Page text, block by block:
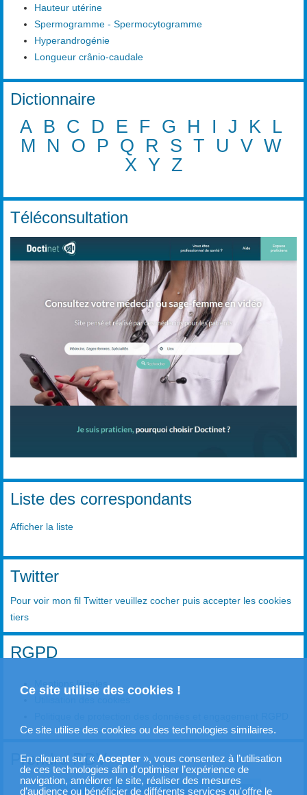
Ce site utilise des cookies !
Ce site utilise des cookies ou des technologies similaires.
En cliquant sur « Accepter», vous consentez à l’utilisation
de ces technologies afin d'optimiser l’expérience de
navigation, améliorer le site, réaliser des mesures
d’audience ou bénéficier de différents services qu'offre le
Hauteur utérine
Spermogramme - Spermocytogramme
Hyperandrogénie
Longueur crânio-caudale
Dictionnaire
A B C D E F G H I J K
L
M
N O P Q R S T U V W
X Y Z
Téléconsultation
Liste des correspondants
Afficher la liste
Twitter
Pour voir mon fil Twitter veuillez cocher puis accepter les cookies
tiers
RGPD
Mentions légales
Prendre RDV